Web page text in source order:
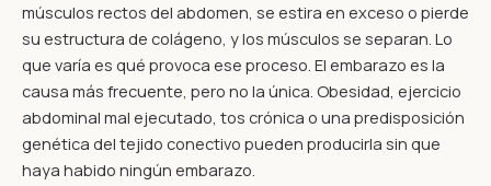
músculos rectos del abdomen, se estira en exceso o pierde
su estructura de colágeno, y los músculos se separan. Lo
que varía es qué provoca ese proceso. El embarazo es la
causa más frecuente, pero no la única. Obesidad, ejercicio
abdominal mal ejecutado, tos crónica o una predisposición
genética del tejido conectivo pueden producirla sin que
haya habido ningún embarazo.